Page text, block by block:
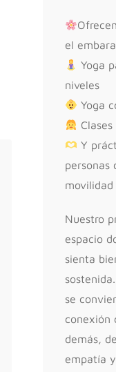
el
Yoga
niveles
Yoga
Y
personas
movilidad
Nuestro
espacio
sienta
sostenida.
se
conexión
demás,
empatía